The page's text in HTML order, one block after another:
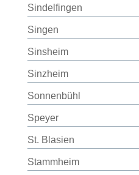
Sindelfingen
Singen
Sinsheim
Sinzheim
Sonnenbühl
Speyer
St. Blasien
Stammheim